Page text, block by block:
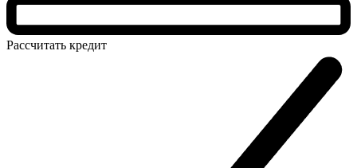
Рассчитать кредит